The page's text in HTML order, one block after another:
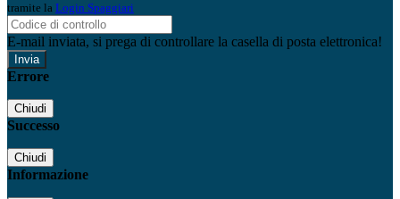
tramite la Login Spaggiari
E-mail inviata, si prega di controllare la casella di posta elettronica!
Errore
Chiudi
Successo
Chiudi
Informazione